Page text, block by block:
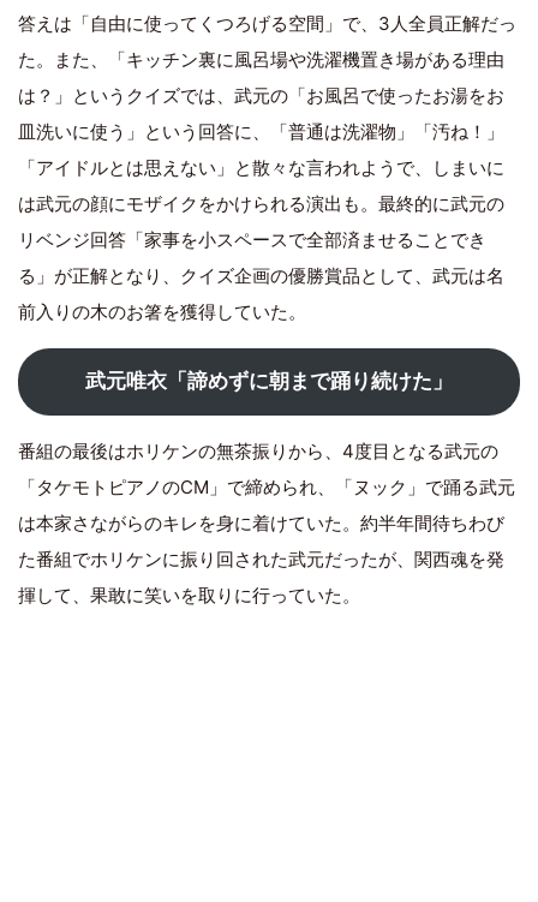
答えは「自由に使ってくつろげる空間」で、3人全員正解だっ
た。また、「キッチン裏に風呂場や洗濯機置き場がある理由
は？」というクイズでは、武元の「お風呂で使ったお湯をお
皿洗いに使う」という回答に、「普通は洗濯物」「汚ね！」
「アイドルとは思えない」と散々な言われようで、しまいに
は武元の顔にモザイクをかけられる演出も。最終的に武元の
リベンジ回答「家事を小スペースで全部済ませることでき
る」が正解となり、クイズ企画の優勝賞品として、武元は名
前入りの木のお箸を獲得していた。
武元唯衣「諦めずに朝まで踊り続けた」
番組の最後はホリケンの無茶振りから、4度目となる武元の
「タケモトピアノのCM」で締められ、「ヌック」で踊る武元
は本家さながらのキレを身に着けていた。約半年間待ちわび
た番組でホリケンに振り回された武元だったが、関西魂を発
揮して、果敢に笑いを取りに行っていた。